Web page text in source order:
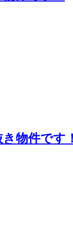
物件です